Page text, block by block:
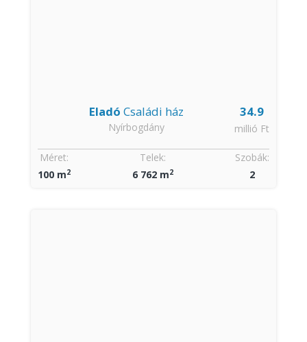
34.9
millió Ft
Eladó Családi ház
Nyírbogdány
Szobák:
2
Méret:
100 m2
Telek:
6 762 m2